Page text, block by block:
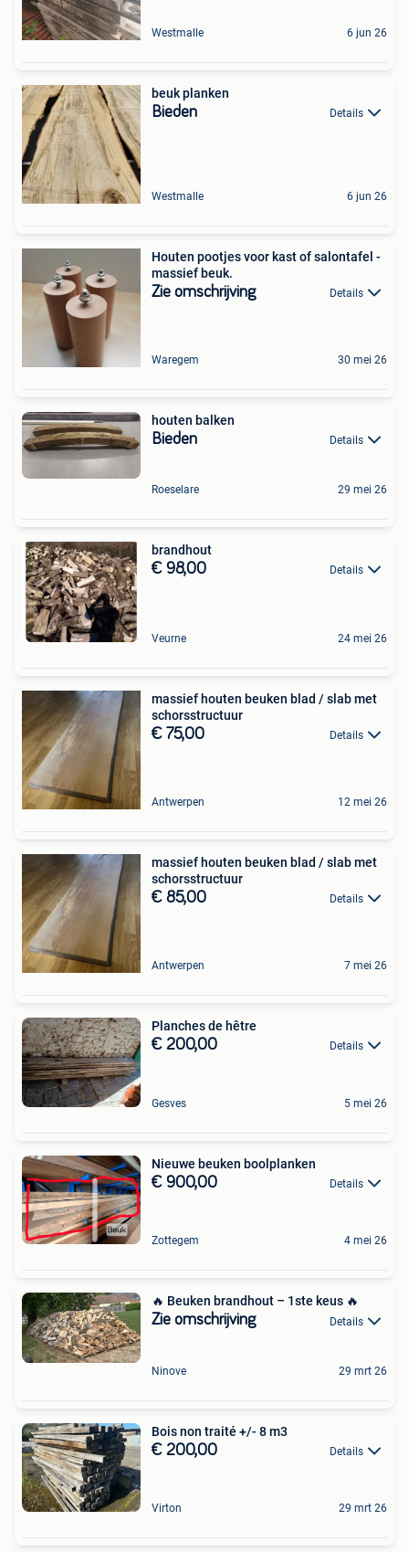
Westmalle 6 jun 26
beuk planken
Bieden Details
Westmalle 6 jun 26
Houten pootjes voor kast of salontafel -
massief beuk.
Zie omschrijving Details
Waregem 30 mei 26
houten balken
Bieden Details
Roeselare 29 mei 26
brandhout
€ 98,00 Details
Veurne 24 mei 26
massief houten beuken blad / slab met
schorsstructuur
€ 75,00 Details
Antwerpen 12 mei 26
massief houten beuken blad / slab met
schorsstructuur
€ 85,00 Details
Antwerpen 7 mei 26
Planches de hêtre
€ 200,00 Details
Gesves 5 mei 26
Nieuwe beuken boolplanken
€ 900,00 Details
Zottegem 4 mei 26
🔥 Beuken brandhout – 1ste keus 🔥
Zie omschrijving Details
Ninove 29 mrt 26
Bois non traité +/- 8 m3
€ 200,00 Details
Virton 29 mrt 26